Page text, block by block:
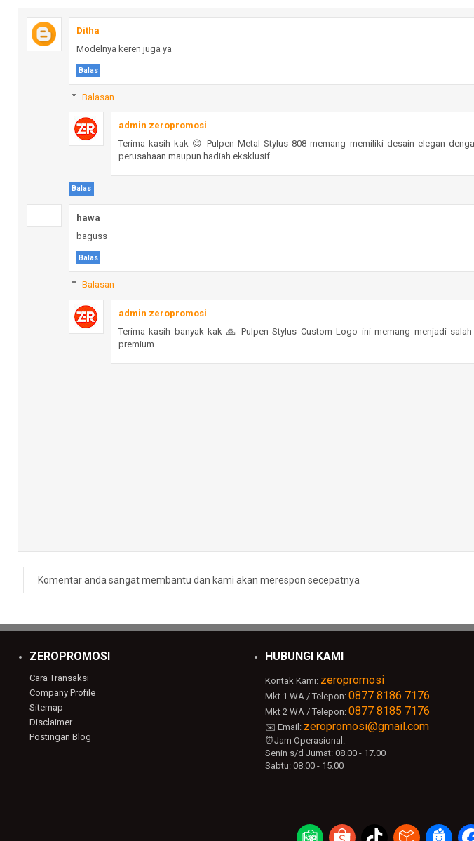
Ditha
Modelnya keren juga ya
Balas
Balasan
admin zeropromosi
Terima kasih kak 😊 Pulpen Metal Stylus 808 memang memiliki desain elegan
perusahaan maupun hadiah eksklusif.
Balas
hawa
baguss
Balas
Balasan
admin zeropromosi
Terima kasih banyak kak 🙏 Pulpen Stylus Custom Logo ini memang menjadi
premium.
Balas
Raib
Halo kak 😊 Minimal pemesanan Pulpen Metal Custom Logo mulai dari 100 pcs.
Balas
Komentar anda sangat membantu dan kami akan merespon secepatnya
ZEROPROMOSI
Cara Transaksi
Company Profile
Sitemap
Disclaimer
Postingan Blog
HUBUNGI KAMI
Kontak Kami: zeropromosi
Mkt 1 WA / Telepon: 0877 8186 7176
Mkt 2 WA / Telepon: 0877 8185 7176
✉️ Email: zeropromosi@gmail.com
⏰Jam Operasional:
Senin s/d Jumat: 08.00 - 17.00
Sabtu: 08.00 - 15.00